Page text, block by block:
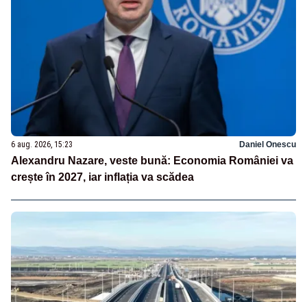
6 aug. 2026, 15:23 Daniel Onescu
Alexandru Nazare, veste bună: Economia României va
crește în 2027, iar inflația va scădea